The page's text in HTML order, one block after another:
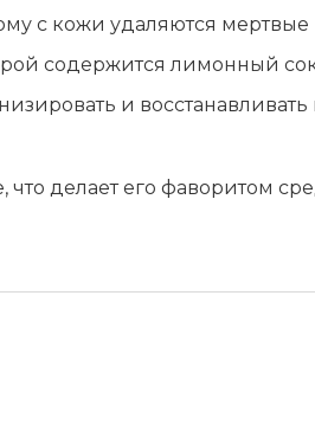
с кожи удаляются мертвые
содержится лимонный
и восстанавливать
делает его фаворитом